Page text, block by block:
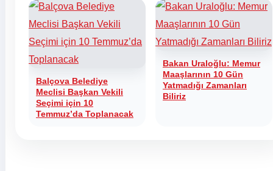
Balçova Belediye
Meclisi Başkan Vekili
Seçimi için 10
Temmuz’da Toplanacak
Bakan Uraloğlu: Memur
Maaşlarının 10 Gün
Yatmadığı Zamanları
Biliriz